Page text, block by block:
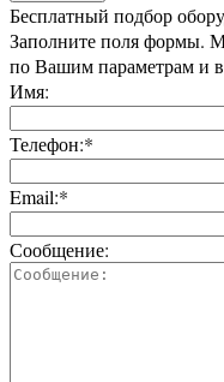
Бесплатный подбор
Заполните поля формы.
по Вашим параметрам и
Имя:
Телефон:*
Email:*
Сообщение: